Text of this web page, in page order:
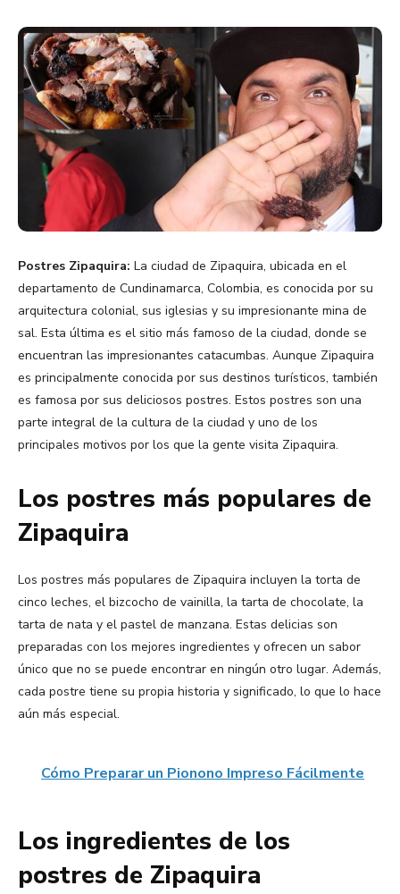
Postres Zipaquira: La ciudad de Zipaquira, ubicada en el
departamento de Cundinamarca, Colombia, es conocida por su
arquitectura colonial, sus iglesias y su impresionante mina de
sal. Esta última es el sitio más famoso de la ciudad, donde se
encuentran las impresionantes catacumbas. Aunque Zipaquira
es principalmente conocida por sus destinos turísticos, también
es famosa por sus deliciosos postres. Estos postres son una
parte integral de la cultura de la ciudad y uno de los
principales motivos por los que la gente visita Zipaquira.
Los postres más populares de
Zipaquira
Los postres más populares de Zipaquira incluyen la torta de
cinco leches, el bizcocho de vainilla, la tarta de chocolate, la
tarta de nata y el pastel de manzana. Estas delicias son
preparadas con los mejores ingredientes y ofrecen un sabor
único que no se puede encontrar en ningún otro lugar. Además,
cada postre tiene su propia historia y significado, lo que lo hace
aún más especial.
Cómo Preparar un Pionono Impreso Fácilmente
Los ingredientes de los
postres de Zipaquira